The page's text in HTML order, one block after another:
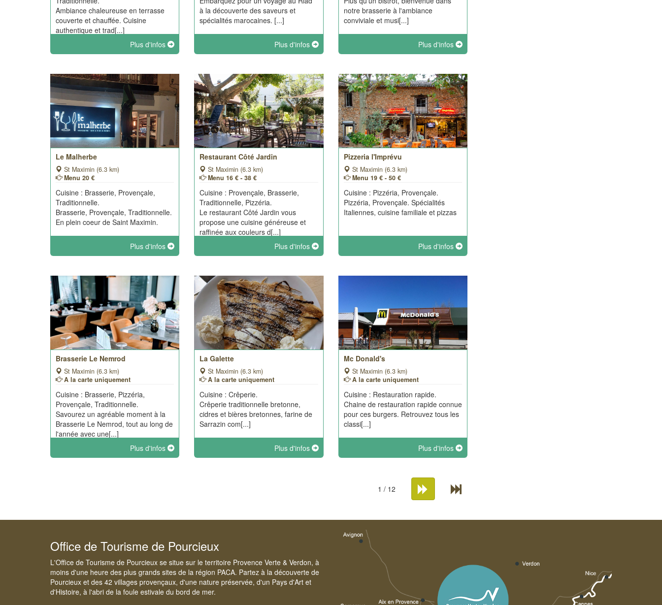
Ambiance chaleureuse en terrasse
couverte et chauffée. Cuisine
authentique et trad[...]
Plus d'infos
à la découverte des saveurs et
spécialités marocaines. [...]
Plus d'infos
notre brasserie à l'ambiance
conviviale et musi[...]
Plus d'infos
Le Malherbe
St Maximin (6.3 km)
Menu 20 €
Cuisine : Brasserie, Provençale,
Traditionnelle.
Brasserie, Provençale, Traditionnelle.
En plein coeur de Saint Maximin.
Plus d'infos
Restaurant Côté Jardin
St Maximin (6.3 km)
Menu 16 € - 38 €
Cuisine : Provençale, Brasserie,
Traditionnelle, Pizzéria.
Le restaurant Côté Jardin vous
propose une cuisine généreuse et
raffinée aux couleurs d[...]
Plus d'infos
Pizzeria l'Imprévu
St Maximin (6.3 km)
Menu 19 € - 50 €
Cuisine : Pizzéria, Provençale.
Pizzéria, Provençale. Spécialités
Italiennes, cuisine familiale et pizzas
Plus d'infos
Brasserie Le Nemrod
St Maximin (6.3 km)
A la carte uniquement
Cuisine : Brasserie, Pizzéria,
Provençale, Traditionnelle.
Savourez un agréable moment à la
Brasserie Le Nemrod, tout au long de
l'année avec une[...]
Plus d'infos
La Galette
St Maximin (6.3 km)
A la carte uniquement
Cuisine : Crêperie.
Crêperie traditionnelle bretonne,
cidres et bières bretonnes, farine de
Sarrazin com[...]
Plus d'infos
Mc Donald's
St Maximin (6.3 km)
A la carte uniquement
Cuisine : Restauration rapide.
Chaine de restauration rapide connue
pour ces burgers. Retrouvez tous les
classi[...]
Plus d'infos
1 / 12
Office de Tourisme de Pourcieux
L'Office de Tourisme de Pourcieux se situe sur le territoire Provence Verte & Verdon, à
moins d'une heure des plus grands sites de la région PACA. Partez à la découverte de
Pourcieux et des 42 villages provençaux, d'une nature préservée, d'un Pays d'Art et
d'Histoire, à l'abri de la foule estivale du bord de mer.